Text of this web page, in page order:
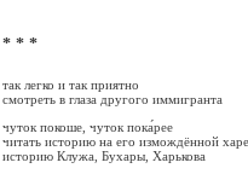
* * *
так легко и так приятно
смотреть в глаза другого иммигранта
чуток покоше, чуток пока́рее
читать историю на его измождённой харе
историю Клужа, Бухары, Харькова